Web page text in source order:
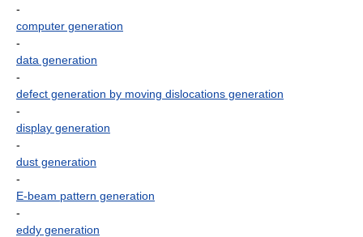
-
computer generation
-
data generation
-
defect generation by moving dislocations generation
-
display generation
-
dust generation
-
E-beam pattern generation
-
eddy generation